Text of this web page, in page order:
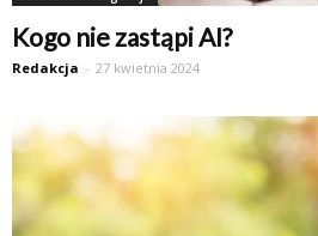
Kogo nie zastąpi AI?
Redakcja - 27 kwietnia 2024